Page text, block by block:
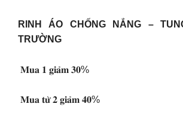
RINH ÁO CHỐNG NẮNG –
TRƯỜNG
️ 𝐌𝐮𝐚 𝟏 𝐠𝐢𝐚̉𝐦 𝟑𝟎%
️ 𝐌𝐮𝐚 𝐭𝐮̛̀ 𝟐 𝐠𝐢𝐚̉𝐦 𝟒𝟎%